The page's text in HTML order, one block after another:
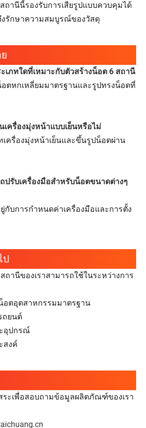
ถานีนี้รองรับการเสียรูปแบบควบคุมได้
งรักษาความสมบูรณ์ของวัสดุ
เภทใดที่เหมาะกับตัวสร้างน็อต 6 สถานี
ตหกเหลี่ยมมาตรฐานและรูปทรงน็อตที่
เครื่องมุ่งหน้าแบบเย็นหรือไม่
เครื่องมุ่งหน้าเย็นและขึ้นรูปน็อตผ่าน
ปรับเครื่องมือสำหรับน็อตขนาดต่างๆ
บการกำหนดค่าเครื่องมือและการตั้ง
ป
ถานีของเราสามารถใช้ในระหว่างการ
อตอุตสาหกรรมมาตรฐาน
ถยนต์
อุปกรณ์
สงค์
ระเพื่อสอบถามข้อมูลผลิตภัณฑ์ของเรา